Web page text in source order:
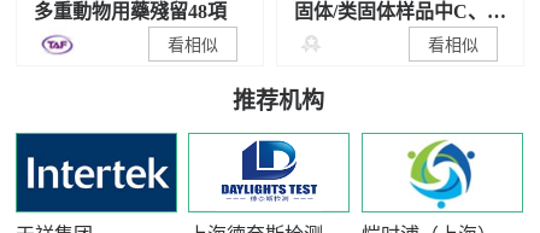
多重動物用藥殘留48項
看相似
固体/类固体样品中C、N
稳定同位素比值测试
 看相似
推荐机构